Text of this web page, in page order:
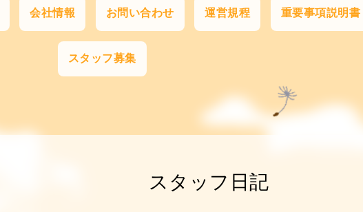
会社情報 お問い合わせ 運営規程 重要事項説明書
スタッフ募集
スタッフ日記